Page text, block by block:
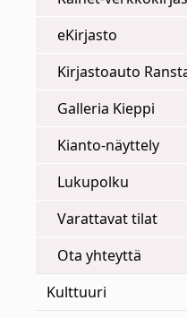
eKirjasto
Kirjastoauto
Galleria Kieppi
Kianto-näyttely
Lukupolku
Varattavat tilat
Ota yhteyttä
Kulttuuri